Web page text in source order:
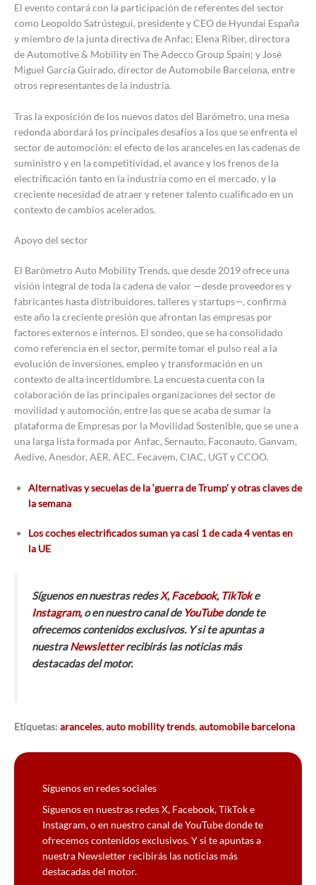
El evento contará con la participación de referentes del sector
como Leopoldo Satrústegui, presidente y CEO de Hyundai España
y miembro de la junta directiva de Anfac; Elena Riber, directora
de Automotive & Mobility en The Adecco Group Spain; y José
Miguel García Guirado, director de Automobile Barcelona, entre
otros representantes de la industria.
Tras la exposición de los nuevos datos del Barómetro, una mesa
redonda abordará los principales desafíos a los que se enfrenta el
sector de automoción: el efecto de los aranceles en las cadenas de
suministro y en la competitividad, el avance y los frenos de la
electrificación tanto en la industria como en el mercado, y la
creciente necesidad de atraer y retener talento cualificado en un
contexto de cambios acelerados.
Apoyo del sector
El Barómetro Auto Mobility Trends, que desde 2019 ofrece una
visión integral de toda la cadena de valor —desde proveedores y
fabricantes hasta distribuidores, talleres y startups—, confirma
este año la creciente presión que afrontan las empresas por
factores externos e internos. El sondeo, que se ha consolidado
como referencia en el sector, permite tomar el pulso real a la
evolución de inversiones, empleo y transformación en un
contexto de alta incertidumbre. La encuesta cuenta con la
colaboración de las principales organizaciones del sector de
movilidad y automoción, entre las que se acaba de sumar la
plataforma de Empresas por la Movilidad Sostenible, que se une a
una larga lista formada por Anfac, Sernauto, Faconauto, Ganvam,
Aedive, Anesdor, AER, AEC, Fecavem, CIAC, UGT y CCOO.
Alternativas y secuelas de la ‘guerra de Trump’ y otras claves de
la semana
Los coches electrificados suman ya casi 1 de cada 4 ventas en
la UE
Síguenos en nuestras redesX,Facebook, TikToke
Instagram, o en nuestro canal de YouTubedonde te
ofrecemos contenidos exclusivos. Y si te apuntas a
nuestraNewsletterrecibirás las noticias más
destacadas del motor.
Etiquetas: aranceles,auto mobility trends,automobile barcelona
Síguenos en redes sociales
Síguenos en nuestras redes X, Facebook, TikTok e
Instagram, o en nuestro canal de YouTube donde te
ofrecemos contenidos exclusivos. Y si te apuntas a
nuestra Newsletter recibirás las noticias más
destacadas del motor.